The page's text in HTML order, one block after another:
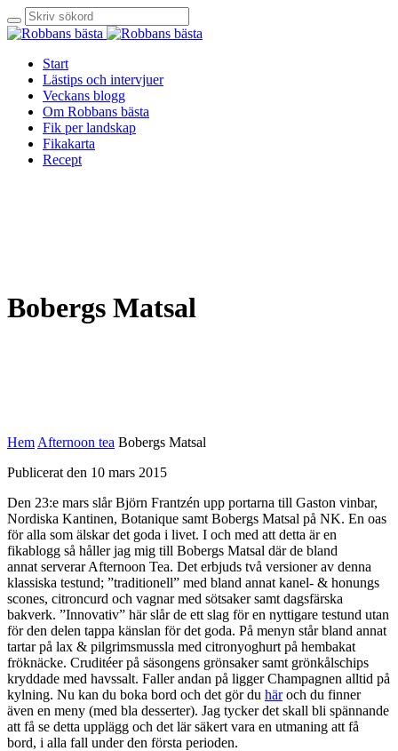
Start
Lästips och intervjuer
Veckans blogg
Om Robbans bästa
Fik per landskap
Fikakarta
Recept
Bobergs Matsal
Hem Afternoon tea Bobergs Matsal
Publicerat den 10 mars 2015
Den 23:e mars slår Björn Frantzén upp portarna till Gaston vinbar,
Nordiska Kantinen, Botanique samt Bobergs Matsal på NK. En oas
för alla som älskar det goda i livet. I och med att detta är en
fikablogg så håller jag mig till Bobergs Matsal där de bland
annat serverar Afternoon Tea. Det erbjuds två versioner av denna
klassiska testund; ”traditionell” med bland annat kanel- & honungs
scones, citroncurd och vagnar med sötsaker samt dagsfärska
bakverk. ”Innovativ” här slår de ett slag för en nyttigare testund utan
för den delen tappa känslan för det goda. På menyn står bland annat
tartar på lax & pilgrimsmussla med citronyoghurt på hembakat
fröknäcke. Cruditéer på säsongens grönsaker samt grönkålschips
kryddade med havssalt. Faller andan på ligger Champagnen alltid på
kylning. Nu kan du boka bord och det gör du häroch du finner
även en meny (med bla desserter). Jag tycker det skall bli spännande
att få se detta upplägg och det lär säkert vara en utmaning att få
bord, i alla fall under den första perioden.